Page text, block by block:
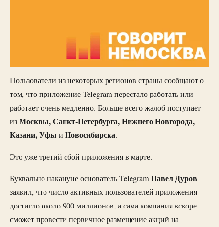
Пользователи из некоторых регионов страны сообщают о
том, что приложение Telegram перестало работать или
работает очень медленно. Больше всего жалоб поступает
изМосквы, Санкт-Петербурга, Нижнего Новгорода,
Казани, Уфы и Новосибирска.
Это уже третий сбой приложения в марте.
Буквально накануне основатель TelegramПавел Дуров
заявил, что число активных пользователей приложения
достигло около 900 миллионов, а сама компания вскоре
сможет провести первичное размещение акций на